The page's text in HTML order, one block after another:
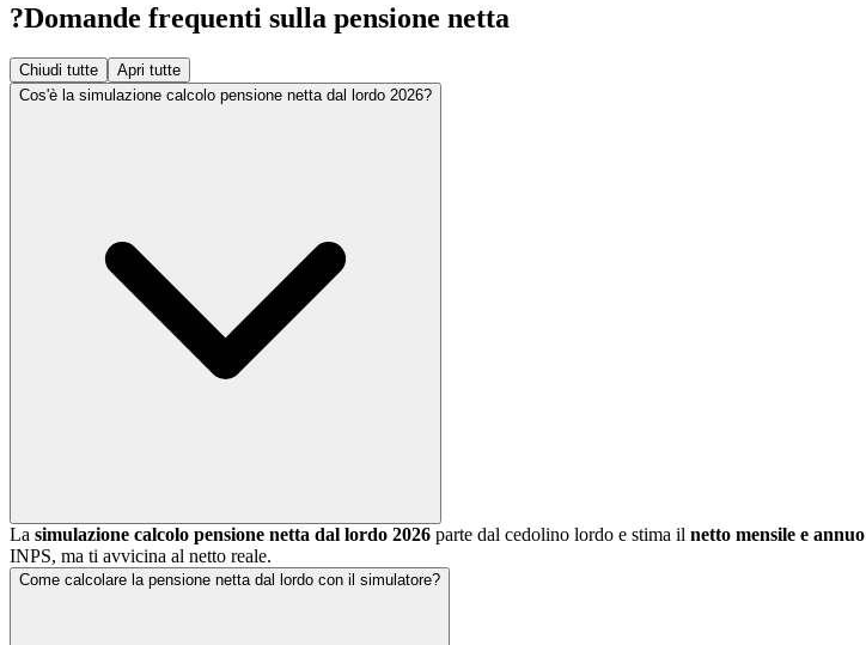
?Domande frequenti sulla pensione netta
Chiudi tutte
Apri tutte
Cos'è la simulazione calcolo pensione netta dal lordo 2026?
La simulazione calcolo pensione netta dal lordo 2026 parte dal cedolino lordo e stima il netto mensile e annuo
INPS, ma ti avvicina al netto reale.
Come calcolare la pensione netta dal lordo con il simulatore?